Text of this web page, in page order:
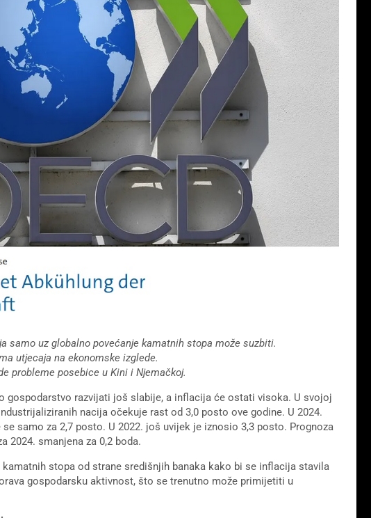
samo uz globalno povećanje kamatnih stopa može suzbiti.
utjecaja na ekonomske izglede.
probleme posebice u Kini i Njemačkoj.
gospodarstvo razvijati još slabije, a inflacija će ostati visoka. U svojoj
nacija očekuje rast od 3,0 posto ove godine. U 2024.
samo za 2,7 posto. U 2022. još uvijek je iznosio 3,3 posto. Prognoza
2024. smanjena za 0,2 boda.
stopa od strane središnjih banaka kako bi se inflacija stavila
gospodarsku aktivnost, što se trenutno može primijetiti u